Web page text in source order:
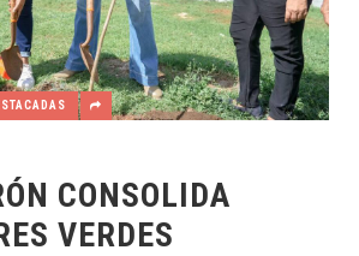
CONSOLIDA
VERDES